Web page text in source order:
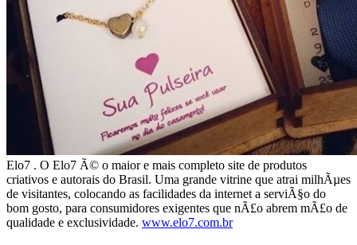
Elo7 . O Elo7 Ã© o maior e mais completo site de produtos
criativos e autorais do Brasil. Uma grande vitrine que atrai milhÃµes
de visitantes, colocando as facilidades da internet a serviÃ§o do
bom gosto, para consumidores exigentes que nÃ£o abrem mÃ£o de
qualidade e exclusividade. www.elo7.com.br